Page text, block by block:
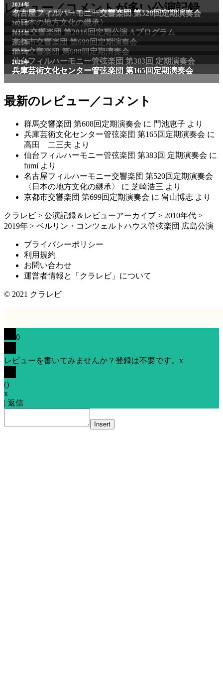
レビュー／コメントが多い公演記録
2011年
NHK交響楽団 第1706回定期公演Aプログラム
2024年
名古屋フィルハーモニー交響楽団 第520回定期演奏会
〈日本の地方文化の継承〉
2024年
NHK交響楽団 第2016回定期公演 Aプログラム
2025年
京都市交響楽団 第699回定期演奏会
2025年
群馬交響楽団 第608回定期演奏会
2025年
仙台フィルハーモニー管弦楽団 第383回 定期演奏会
2025年
兵庫芸術文化センター管弦楽団 第165回定期演奏会
最新のレビュー／コメント
群馬交響楽団 第608回定期演奏会 に 門池恵子 より
兵庫芸術文化センター管弦楽団 第165回定期演奏会 に
高田 二三夫 より
仙台フィルハーモニー管弦楽団 第383回 定期演奏会 に
fumi より
名古屋フィルハーモニー交響楽団 第520回定期演奏会
〈日本の地方文化の継承〉
に 芝崎浩三 より
京都市交響楽団 第699回定期演奏会 に 畠山博志 より
クラレビ > 公演記録＆レビューアーカイブ > 2010年代 >
2019年 > ベルリン・コンツェルトハウス管弦楽団 広島公演
プライバシーポリシー
利用規約
お問い合わせ
運営者情報と「クラレビ」について
© 2021 クラレビ
0
レビューを書いてみませんか？登録は不要です。 x
()
x
| 返信
Insert